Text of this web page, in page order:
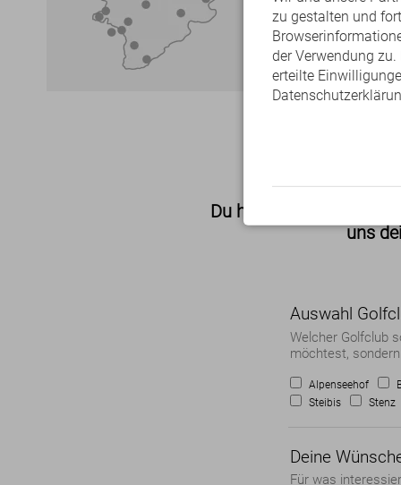
Du hast Interesse an
uns
Auswahl
Welcher Golfclub
möchtest,
Alpenseehof
Steibis
Stenz
Deine
Für was
zu gestalten und
der Verwendung
erteilte